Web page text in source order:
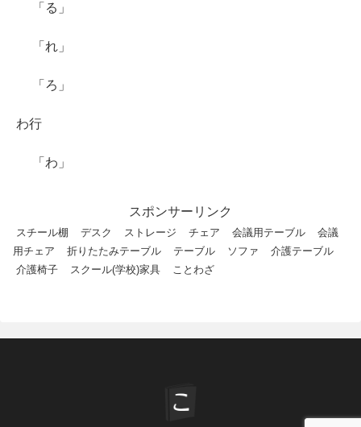
「る」
「れ」
「ろ」
わ行
「わ」
スポンサーリンク
スチール棚 デスク ストレージ チェア 会議用テーブル
会議
用チェア
折りたたみテーブル テーブル ソファ
介護テーブル
介護椅子
スクール(学校)家具 ことわざ